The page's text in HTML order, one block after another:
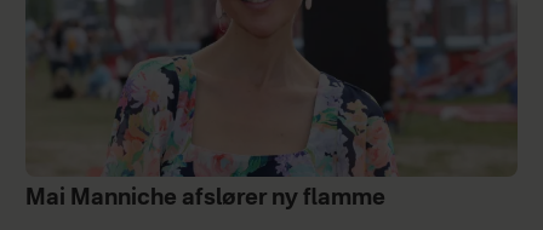
Mai Manniche afslører ny flamme